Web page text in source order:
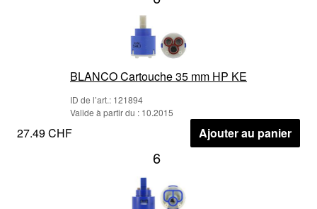
BLANCO Cartouche 35 mm HP KE
ID de l’art.: 121894
Valide à partir du : 10.2015
27.49 CHF Ajouter au panier
6